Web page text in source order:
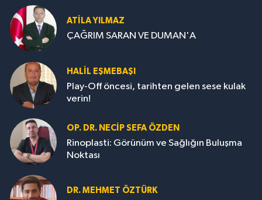
ATILA YILMAZ
ÇAĞRIM SARAN VE DUMAN'A
HALIL EŞMEBAŞI
Play-Off öncesi, tarihten gelen sese kulak
verin!
OP. DR. NECIP SEFA ÖZDEN
Rinoplasti: Görünüm ve Sağlığın Buluşma
Noktası
DR. MEHMET ÖZTÜRK